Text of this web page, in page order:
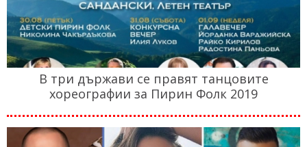
В три държави се правят танцовите
хореографии за Пирин Фолк 2019